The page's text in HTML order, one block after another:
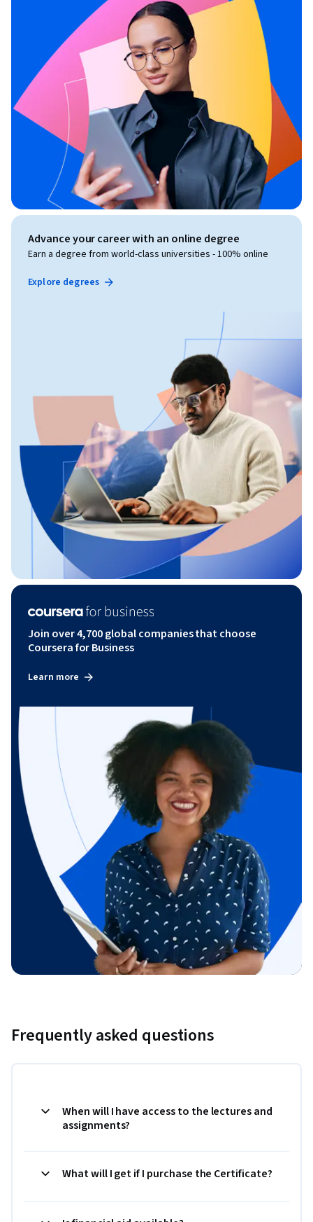
Advance your career with an online degree
Earn a degree from world-class universities - 100% online
Explore degrees
Join over 4,700 global companies that choose
Coursera for Business
Learn more
Frequently asked questions
When will I have access to the lectures and
assignments?
What will I get if I purchase the Certificate?